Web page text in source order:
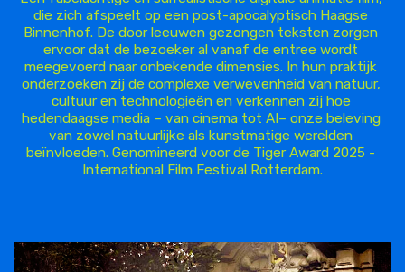
die zich afspeelt op een post-apocalyptisch Haagse
Binnenhof. De door leeuwen gezongen teksten zorgen
ervoor dat de bezoeker al vanaf de entree wordt
meegevoerd naar onbekende dimensies. In hun praktijk
onderzoeken zij de complexe verwevenheid van natuur,
cultuur en technologieën en verkennen zij hoe
hedendaagse media – van cinema tot AI– onze beleving
van zowel natuurlijke als kunstmatige werelden
beïnvloeden. Genomineerd voor de Tiger Award 2025 -
International Film Festival Rotterdam.